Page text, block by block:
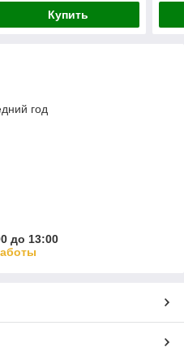
Купить
год
до 13:00